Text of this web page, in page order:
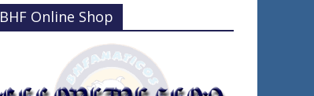
BHF Online Shop